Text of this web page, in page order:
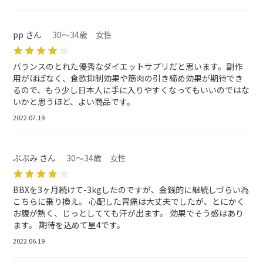
pp さん 30～34歳 女性
バランスのとれた優秀なダイエットサプリだと思います。副作
用がほぼなく、食欲抑制効果や筋肉の引き締め効果が期待でき
るので、もう少し日本人に手に入りやすくなってもいいのではな
いかと思うほど、よい商品です。
2022.07.19
ぶぶみ さん 30～34歳 女性
BBXを3ヶ月続けて-3kgしたのですが、金銭的に継続しづらい為
こちらに乗り換え。 心配した胃痛は大丈夫でしたが、とにかく
お腹が熱く、じっとしてても汗が出ます。 効果でそう感はあり
ます。 期待を込めて星4です。
2022.06.19